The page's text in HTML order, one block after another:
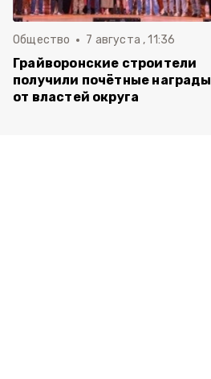
Общество 7 августа , 11:36
Грайворонские строители
получили почётные награды
от властей округа